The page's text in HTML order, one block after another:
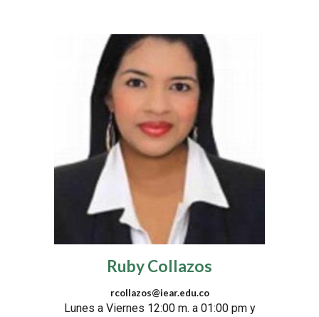
Ruby Collazos
rcollazos@iear.edu.co
Lunes a Viernes 12:00 m. a 01:00 pm y